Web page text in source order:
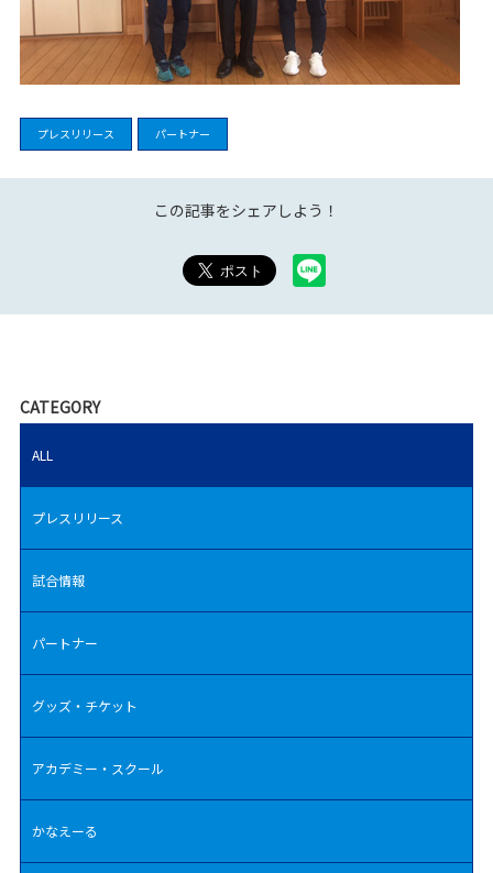
プレスリリース パートナー
この記事をシェアしよう！
CATEGORY
ALL
プレスリリース
試合情報
パートナー
グッズ・チケット
アカデミー・スクール
かなえーる